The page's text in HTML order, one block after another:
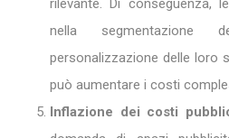
rilevante. Di conseguenza,
nella
personalizzazione delle loro
può aumentare i costi
Inflazione dei costi